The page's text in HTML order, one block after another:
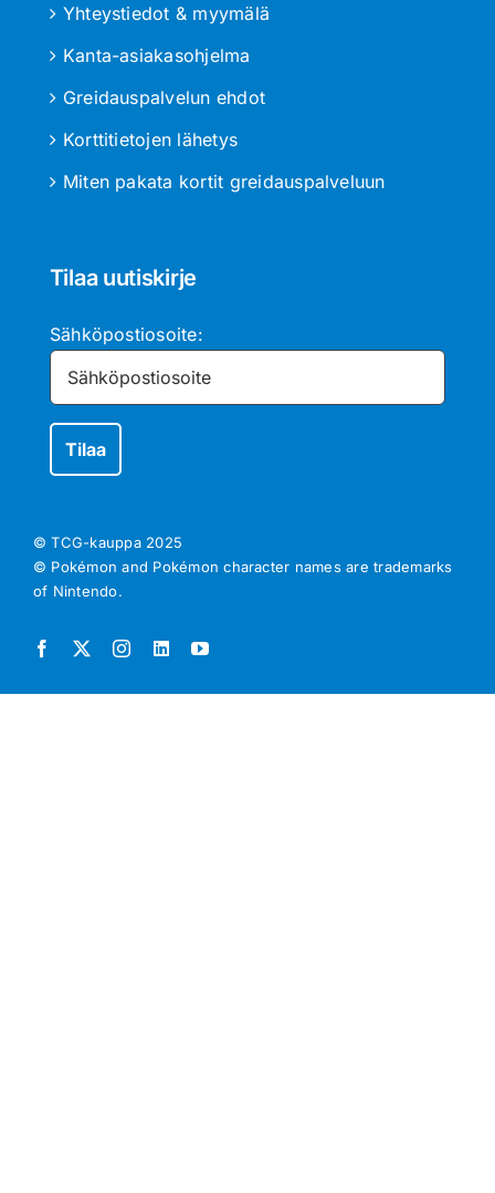
Yhteystiedot & myymälä
Kanta-asiakasohjelma
Greidauspalvelun ehdot
Korttitietojen lähetys
Miten pakata kortit greidauspalveluun
Tilaa uutiskirje
Sähköpostiosoite:
© TCG-kauppa 2025
© Pokémon and Pokémon character names are trademarks
of Nintendo.